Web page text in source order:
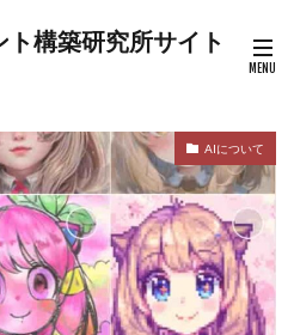
ト構築研究所サイト
AIについて
像生成アプリ
検索